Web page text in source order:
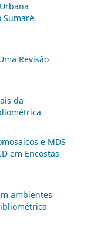
Sumaré,
Revisão
da
e MDS
em Encostas
ambientes